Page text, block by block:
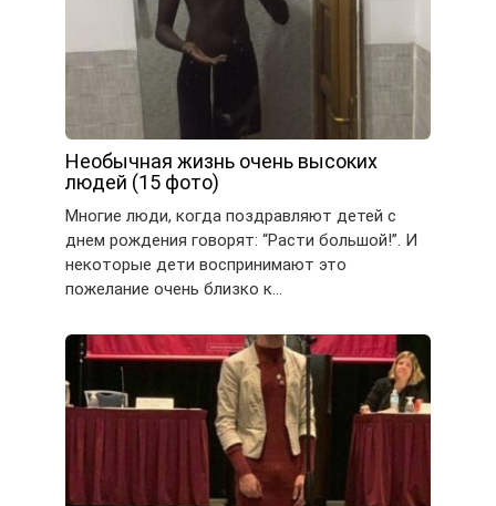
Необычная жизнь очень высоких
людей (15 фото)
Многие люди, когда поздравляют детей с
днем рождения говорят: “Расти большой!”. И
некоторые дети воспринимают это
пожелание очень близко к…